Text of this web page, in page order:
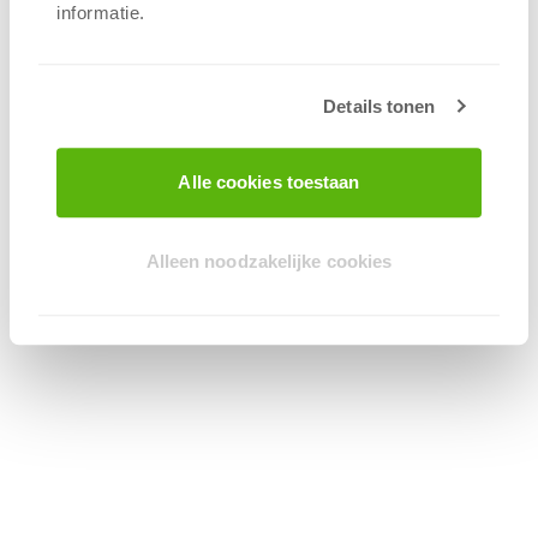
informatie.
Details tonen
Alle cookies toestaan
Alleen noodzakelijke cookies